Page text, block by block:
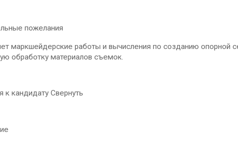
пожелания
маркшейдерские работы и вычисления по созданию опорной
обработку материалов съемок.
к кандидату Свернуть